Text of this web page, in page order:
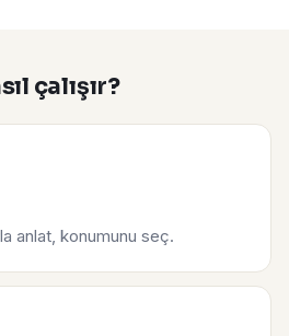
çalışır?
anlat, konumunu seç.